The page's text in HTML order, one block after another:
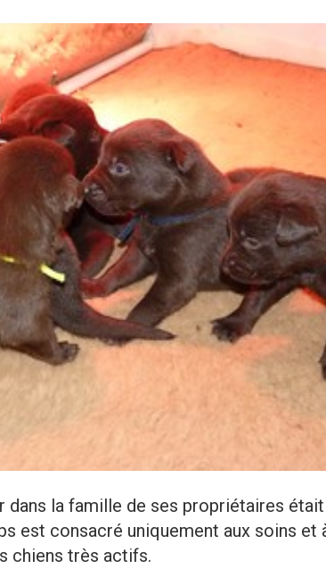
dans la famille de ses propriétaires
est consacré uniquement aux soins et
chiens très actifs.